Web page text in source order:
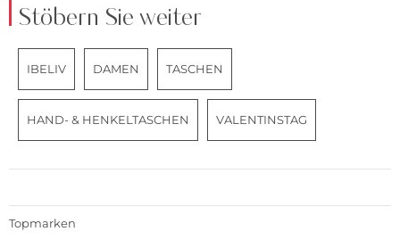
Stöbern Sie weiter
IBELIV DAMEN TASCHEN
HAND- & HENKELTASCHEN VALENTINSTAG
Topmarken